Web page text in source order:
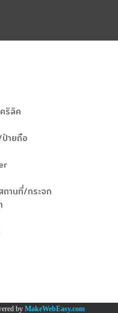
ริลิค
ายถือ
ถานที่/กระจก
by MakeWebEasy.com